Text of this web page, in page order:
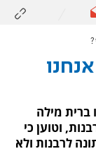
ברית מילה
וטוען כי
לרבנות ולא